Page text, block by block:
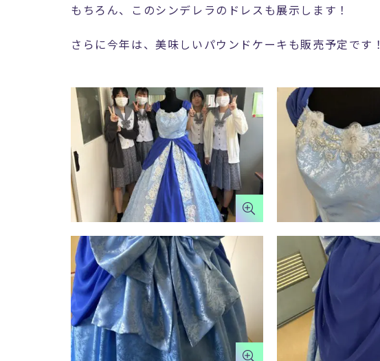
もちろん、このシンデレラのドレスも展示します！
さらに今年は、美味しいパウンドケーキも販売予定です！